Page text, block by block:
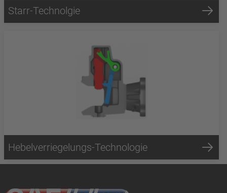
Starr-Technolgie
Hebelverriegelungs-Technologie